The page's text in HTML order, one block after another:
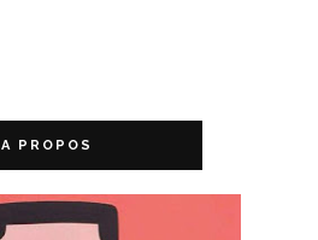
A PROPOS